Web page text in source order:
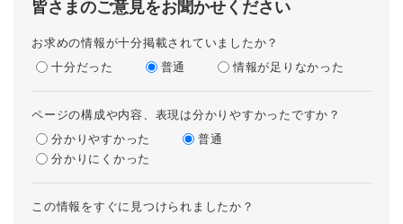
皆さまのご意見をお聞かせください
お求めの情報が十分掲載されていましたか？
十分だった
普通 情報が足りなかった
ページの構成や内容、表現は分かりやすかったですか？
分かりやすかった
普通
分かりにくかった
この情報をすぐに見つけられましたか？